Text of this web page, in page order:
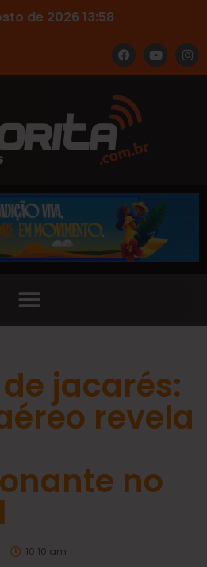
de 2026 13:58
jacarés:
revela
no
10:10 am